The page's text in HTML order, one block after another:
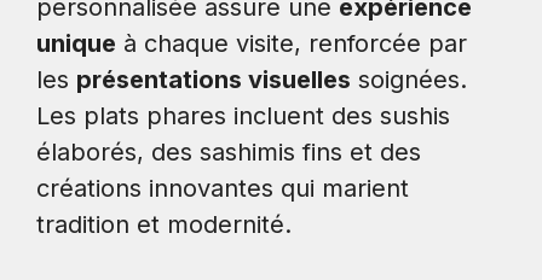
personnalisée assure une expérience
unique à chaque visite, renforcée par
les présentations visuelles soignées.
Les plats phares incluent des sushis
élaborés, des sashimis fins et des
créations innovantes qui marient
tradition et modernité.